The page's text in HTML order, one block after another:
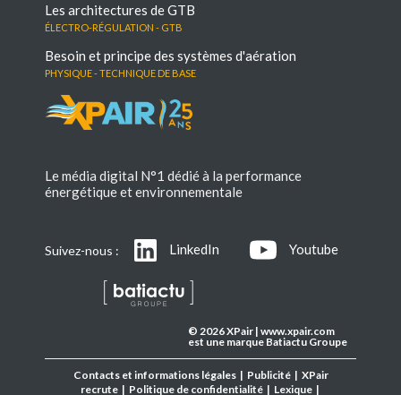
Les architectures de GTB
électro-régulation - GTB
Besoin et principe des systèmes d'aération
Physique - Technique de base
Le média digital N°1 dédié à la performance
énergétique et environnementale
Suivez-nous : LinkedIn Youtube
© 2026 XPair | www.xpair.com
est une marque Batiactu Groupe
Contacts et informations légales| Publicité| XPair
recrute| Politique de confidentialité| Lexique|